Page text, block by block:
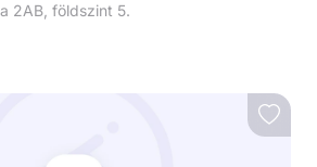
2AB, földszint 5.